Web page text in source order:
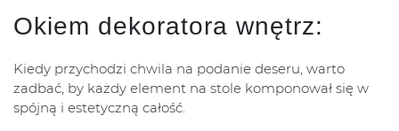
Okiem dekoratora wnętrz:
Kiedy przychodzi chwila na podanie deseru, warto
zadbać, by każdy element na stole komponował się w
spójną i estetyczną całość.